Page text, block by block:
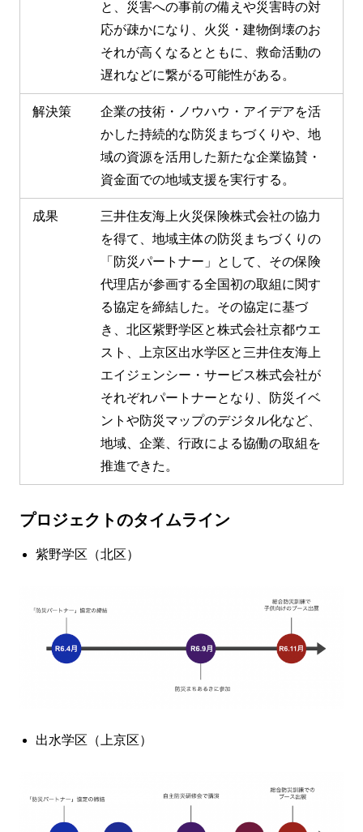
と、災害への事前の備えや災害時の対
応が疎かになり、火災・建物倒壊のお
それが高くなるとともに、救命活動の
遅れなどに繋がる可能性がある。
解決策
企業の技術・ノウハウ・アイデアを活
かした持続的な防災まちづくりや、地
域の資源を活用した新たな企業協賛・
資金面での地域支援を実行する。
成果
三井住友海上火災保険株式会社の協力
を得て、地域主体の防災まちづくりの
「防災パートナー」として、その保険
代理店が参画する全国初の取組に関す
る協定を締結した。その協定に基づ
き、北区紫野学区と株式会社京都ウエ
スト、上京区出水学区と三井住友海上
エイジェンシー・サービス株式会社が
それぞれパートナーとなり、防災イベ
ントや防災マップのデジタル化など、
地域、企業、行政による協働の取組を
推進できた。
プロジェクトのタイムライン
紫野学区（北区）
出水学区（上京区）